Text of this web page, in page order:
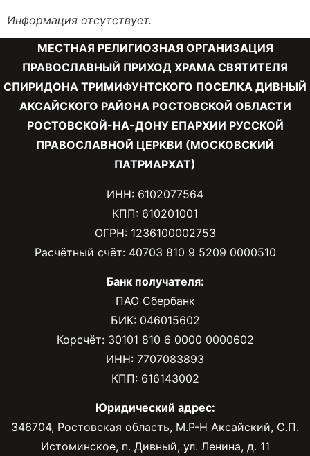
Информация отсутствует.
МЕСТНАЯ РЕЛИГИОЗНАЯ ОРГАНИЗАЦИЯ
ПРАВОСЛАВНЫЙ ПРИХОД ХРАМА СВЯТИТЕЛЯ
СПИРИДОНА ТРИМИФУНТСКОГО ПОСЕЛКА ДИВНЫЙ
АКСАЙСКОГО РАЙОНА РОСТОВСКОЙ ОБЛАСТИ
РОСТОВСКОЙ-НА-ДОНУ ЕПАРХИИ РУССКОЙ
ПРАВОСЛАВНОЙ ЦЕРКВИ (МОСКОВСКИЙ
ПАТРИАРХАТ)
ИНН: 6102077564
КПП: 610201001
ОГРН: 1236100002753
Расчётный счёт: 40703 810 9 5209 0000510
Банк получателя:
ПАО Сбербанк
БИК: 046015602
Корсчёт: 30101 810 6 0000 0000602
ИНН: 7707083893
КПП: 616143002
Юридический адрес:
346704, Ростовская область, М.Р-Н Аксайский, С.П.
Истоминское, п. Дивный, ул. Ленина, д. 11